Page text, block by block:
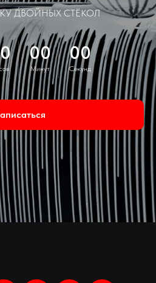
ДВОЙНЫХ СТЁКОЛ
00
Минут
00
Секунд